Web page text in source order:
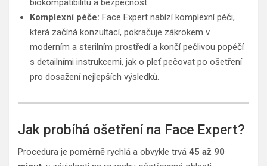
biokompatibilitu a bezpečnost.
Komplexní péče: Face Expert nabízí komplexní péči,
která začíná konzultací, pokračuje zákrokem v
moderním a sterilním prostředí a končí pečlivou popéčí
s detailními instrukcemi, jak o pleť pečovat po ošetření
pro dosažení nejlepších výsledků.
Jak probíhá ošetření na Face Expert?
Procedura je poměrně rychlá a obvykle trvá 45 až 90